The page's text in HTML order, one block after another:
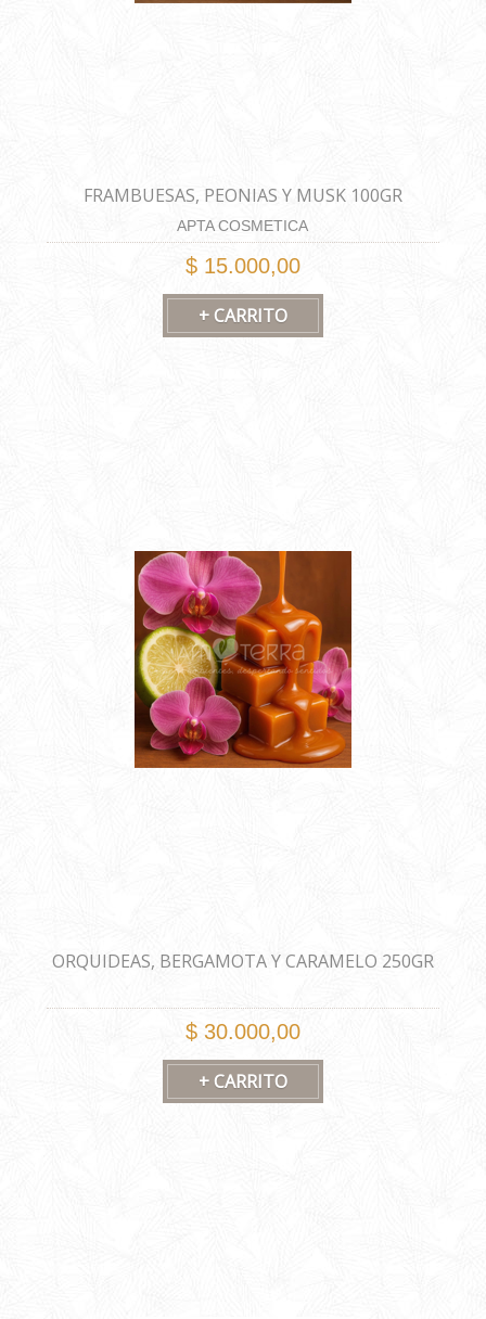
FRAMBUESAS, PEONIAS Y MUSK 100GR
APTA COSMETICA
$ 15.000,00
ORQUIDEAS, BERGAMOTA Y CARAMELO 250GR
$ 30.000,00